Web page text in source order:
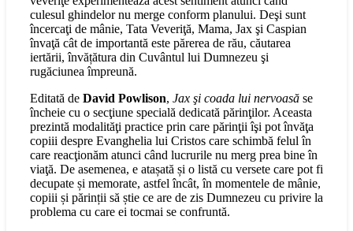
culesul ghindelor nu merge conform planului. Deşi sunt
încercaţi de mânie, Tata Veveriţă, Mama, Jax şi Caspian
învaţă cât de importantă este părerea de rău, căutarea
iertării, învățătura din Cuvântul lui Dumnezeu şi
rugăciunea împreună.
Editată de David Powlison, Jax şi coada lui nervoasă se
încheie cu o secţiune specială dedicată părinţilor. Aceasta
prezintă modalităţi practice prin care părinţii îşi pot învăţa
copiii despre Evanghelia lui Cristos care schimbă felul în
care reacţionăm atunci când lucrurile nu merg prea bine în
viaţă. De asemenea, e atașată și o listă cu versete care pot fi
decupate și memorate, astfel încât, în momentele de mânie,
copiii și părinții să știe ce are de zis Dumnezeu cu privire la
problema cu care ei tocmai se confruntă.